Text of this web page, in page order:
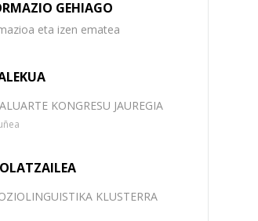
GEHIAGO
eta izen ematea
KONGRESU JAUREGIA
KLUSTERRA